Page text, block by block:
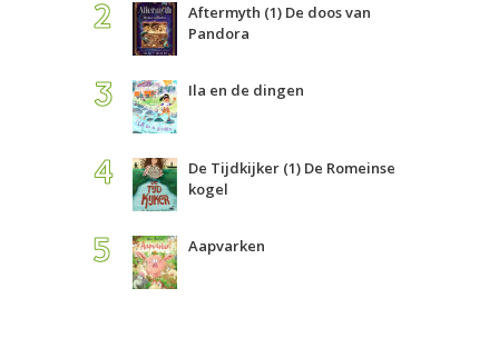
Aftermyth (1) De doos van
Pandora
Ila en de dingen
De Tijdkijker (1) De Romeinse
kogel
Aapvarken